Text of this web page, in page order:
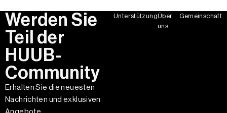
Werden Sie
Teil der
HUUB-
Community
Erhalten Sie die neuesten
Nachrichten und exklusiven
UnterstützungÜber
uns
Gemeinschaft